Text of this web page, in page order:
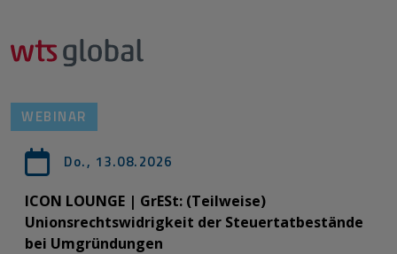
WEBINAR
Do., 13.08.2026
ICON LOUNGE | GrESt: (Teilweise)
Unionsrechtswidrigkeit der Steuertatbestände
bei Umgründungen